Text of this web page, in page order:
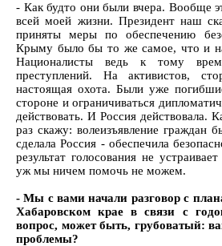
- Как будто они были вчера. Вообще
всей моей жизни. Президент наш
приняты меры по обеспечению
Крыму было бы то же самое, что и
Националисты ведь к тому
преступлений. На активистов,
настоящая охота. Были уже
стороне и ограничиваться
действовать. И Россия действовала.
раз скажу: волеизъявление граждан
сделала Россия - обеспечила
результат голосования не
уж мы ничем помочь не можем.
- Мы с вами начали разговор с
Хабаровском крае в связи с
вопрос, может быть, грубоватый:
проблемы?